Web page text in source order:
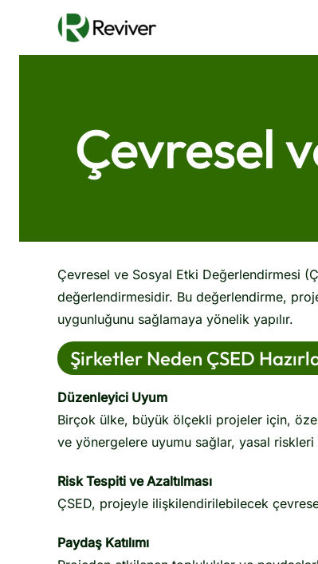
content
Çevresel
Çevresel ve Sosyal Etki Değerlendirmesi
değerlendirmesidir. Bu değerlendirme,
uygunluğunu sağlamaya yönelik yapılır.
Şirketler Neden ÇSED
Düzenleyici Uyum
Birçok ülke, büyük ölçekli projeler için,
ve yönergelere uyumu sağlar, yasal riskleri
Risk Tespiti ve Azaltılması
ÇSED, projeyle ilişkilendirilebilecek
Paydaş Katılımı